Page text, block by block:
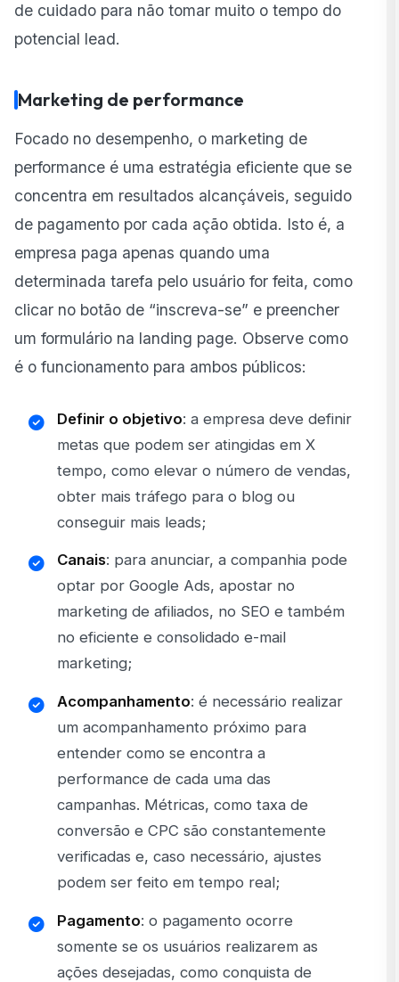
de cuidado para não tomar muito o tempo do
potencial lead.
Marketing de performance
Focado no desempenho, o marketing de
performance é uma estratégia eficiente que se
concentra em resultados alcançáveis, seguido
de pagamento por cada ação obtida. Isto é, a
empresa paga apenas quando uma
determinada tarefa pelo usuário for feita, como
clicar no botão de “inscreva-se” e preencher
um formulário na landing page. Observe como
é o funcionamento para ambos públicos:
Definir o objetivo: a empresa deve definir
metas que podem ser atingidas em X
tempo, como elevar o número de vendas,
obter mais tráfego para o blog ou
conseguir mais leads;
Canais: para anunciar, a companhia pode
optar por Google Ads, apostar no
marketing de afiliados, no SEO e também
no eficiente e consolidado e-mail
marketing;
Acompanhamento: é necessário realizar
um acompanhamento próximo para
entender como se encontra a
performance de cada uma das
campanhas. Métricas, como taxa de
conversão e CPC são constantemente
verificadas e, caso necessário, ajustes
podem ser feito em tempo real;
Pagamento: o pagamento ocorre
somente se os usuários realizarem as
ações desejadas, como conquista de